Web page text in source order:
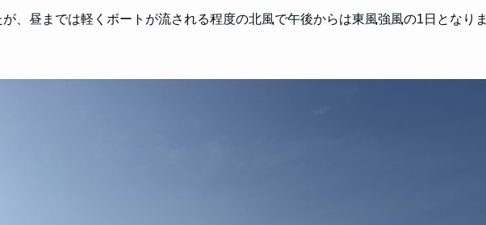
、昼までは軽くボートが流される程度の北風で午後からは東風強風の1日となりま